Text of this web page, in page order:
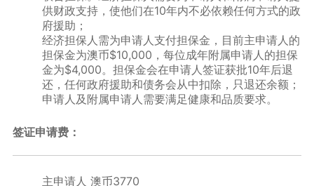
供财政支持，使他们在10年内不必依赖任何方式的政
府援助；
经济担保人需为申请人支付担保金，目前主申请人的
担保金为澳币$10,000，每位成年附属申请人的担保
金为$4,000。担保金会在申请人签证获批10年后退
还，任何政府援助和债务会从中扣除，只退还余额；
申请人及附属申请人需要满足健康和品质要求。
签证申请费：
主申请人 澳币3770